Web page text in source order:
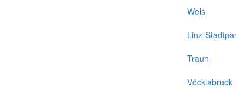
Wels
Linz-
Traun
Vöcklabruck